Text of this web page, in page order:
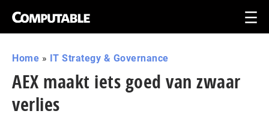
Home » IT Strategy & Governance
AEX maakt iets goed van zwaar
verlies